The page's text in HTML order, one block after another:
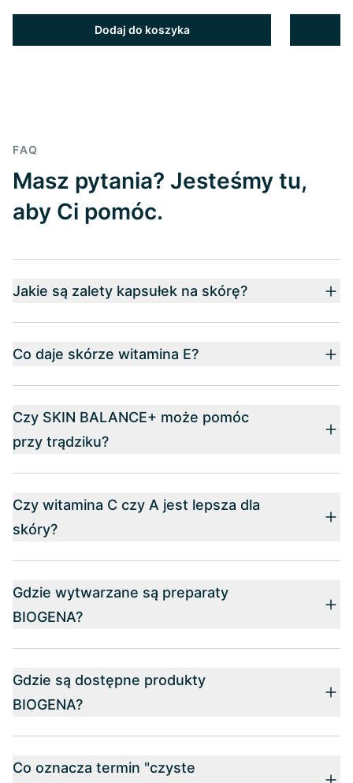
Dodaj do koszyka
FAQ
Masz pytania? Jesteśmy tu,
aby Ci pomóc.
Jakie są zalety kapsułek na skórę?
Co daje skórze witamina E?
Czy SKIN BALANCE+ może pomóc
przy trądziku?
Czy witamina C czy A jest lepsza dla
skóry?
Gdzie wytwarzane są preparaty
BIOGENA?
Gdzie są dostępne produkty
BIOGENA?
Co oznacza termin "czyste